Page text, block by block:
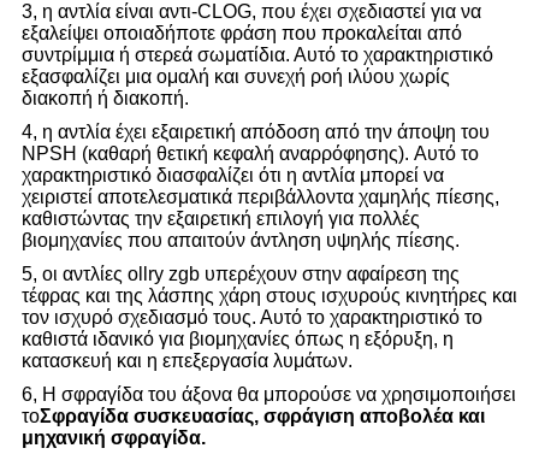
3, η αντλία είναι αντι-CLOG, που έχει σχεδιαστεί για να
εξαλείψει οποιαδήποτε φράση που προκαλείται από
συντρίμμια ή στερεά σωματίδια. Αυτό το χαρακτηριστικό
εξασφαλίζει μια ομαλή και συνεχή ροή ιλύου χωρίς
διακοπή ή διακοπή.
4, η αντλία έχει εξαιρετική απόδοση από την άποψη του
NPSH (καθαρή θετική κεφαλή αναρρόφησης). Αυτό το
χαρακτηριστικό διασφαλίζει ότι η αντλία μπορεί να
χειριστεί αποτελεσματικά περιβάλλοντα χαμηλής πίεσης,
καθιστώντας την εξαιρετική επιλογή για πολλές
βιομηχανίες που απαιτούν άντληση υψηλής πίεσης.
5, οι αντλίες ollry zgb υπερέχουν στην αφαίρεση της
τέφρας και της λάσπης χάρη στους ισχυρούς κινητήρες και
τον ισχυρό σχεδιασμό τους. Αυτό το χαρακτηριστικό το
καθιστά ιδανικό για βιομηχανίες όπως η εξόρυξη, η
κατασκευή και η επεξεργασία λυμάτων.
6, Η σφραγίδα του άξονα θα μπορούσε να χρησιμοποιήσει
τοΣφραγίδα συσκευασίας, σφράγιση αποβολέα και
μηχανική σφραγίδα.